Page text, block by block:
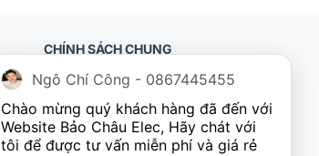
CHÍNH SÁCH CHUNG
Khách hàng doanh nghiệp (B2B)
Chính sách bảo hành
Chính sách đổi trả
Ngô Chí Công - 0867445455
Chào mừng quý khách hàng đã đến với
Website Bảo Châu Elec, Hãy chát với
tôi để được tư vấn miễn phí và giá rẻ